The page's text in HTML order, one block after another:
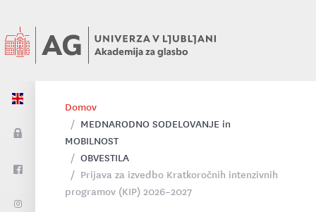
Domov
MEDNARODNO SODELOVANJE in
MOBILNOST
OBVESTILA
Prijava za izvedbo Kratkoročnih intenzivnih
programov (KIP) 2026–2027